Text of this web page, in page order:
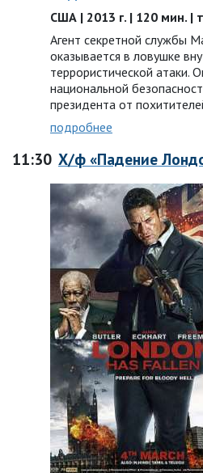
США | 2013 г. | 120 мин. |
Агент секретной службы
оказывается в ловушке
террористической атаки.
национальной
президента от
подробнее
11:30 Х/ф «Падение